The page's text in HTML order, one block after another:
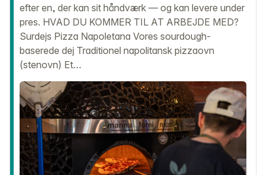
efter en, der kan sit håndværk — og kan levere under
pres. HVAD DU KOMMER TIL AT ARBEJDE MED?
Surdejs Pizza Napoletana Vores sourdough-
baserede dej Traditionel napolitansk pizzaovn
(stenovn) Et…